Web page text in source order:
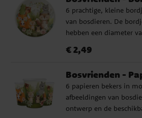
6 prachtige, kleine
van bosdieren. De
hebben een diameter
bijpassende
bosthema, een
Prijs :€ 2,49
€ 2,49
Bosvrienden -
6 papieren bekers in
afbeeldingen van
ontwerp en de